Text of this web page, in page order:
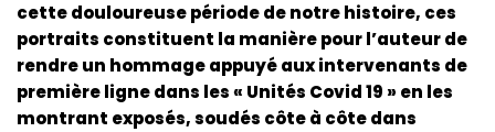
cette douloureuse période de notre histoire, ces
portraits constituent la manière pour l’auteur de
rendre un hommage appuyé aux intervenants de
première ligne dans les « Unités Covid 19 » en les
montrant exposés, soudés côte à côte dans